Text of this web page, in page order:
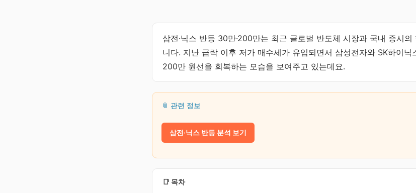
삼전·닉스 반등 30만·200만는 최근 글로벌 반도체 시장과 국내 증시
니다. 지난 급락 이후 저가 매수세가 유입되면서 삼성전자와 SK하이
200만 원선을 회복하는 모습을 보여주고 있는데요.
📎 관련 정보
삼전·닉스 반등 분석 보기
📑 목차